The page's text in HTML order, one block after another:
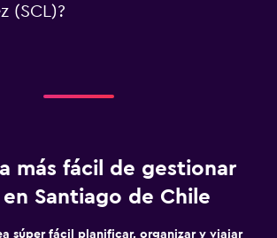
(SCL)?
más fácil de gestionar
Santiago de Chile
súper fácil planificar, organizar y viajar